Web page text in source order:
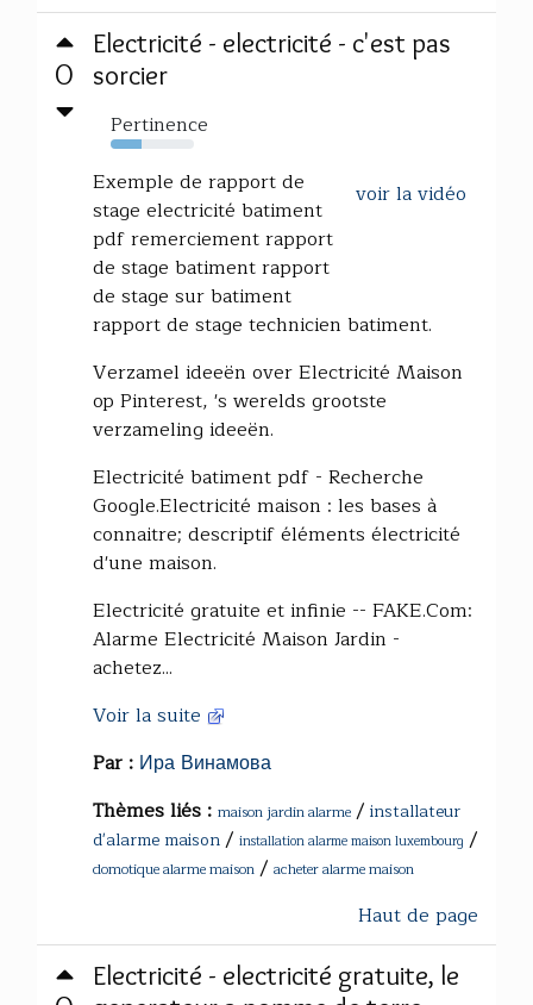
0
Electricité - electricité - c'est pas
sorcier
Pertinence
37%
voir la vidéo
Exemple de rapport de
stage electricité batiment
pdf remerciement rapport
de stage batiment rapport
de stage sur batiment
rapport de stage technicien batiment.
Verzamel ideeën over Electricité Maison
op Pinterest, 's werelds grootste
verzameling ideeën.
Electricité batiment pdf - Recherche
Google.Electricité maison : les bases à
connaitre; descriptif éléments électricité
d'une maison.
Electricité gratuite et infinie -- FAKE.Com:
Alarme Electricité Maison Jardin -
achetez...
Voir la suite
Par : Ира Винамова
Thèmes liés : maison jardin alarme / installateur
d'alarme maison/ installation alarme maison luxembourg /
domotique alarme maison / acheter alarme maison
Haut de page
Electricité - electricité gratuite, le